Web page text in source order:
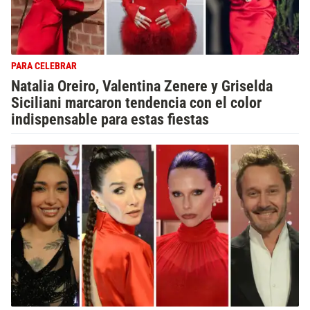
PARA CELEBRAR
Natalia Oreiro, Valentina Zenere y Griselda
Siciliani marcaron tendencia con el color
indispensable para estas fiestas